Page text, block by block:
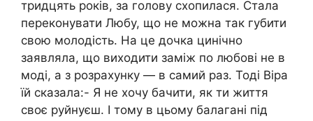
тридцять років, за голову схопилася. Стала
переконувати Любу, що не можна так губити
свою молодість. На це дочка цинічно
заявляла, що виходити заміж по любові не в
моді, а з розрахунку — в самий раз. Тоді Віра
їй сказала:- Я не хочу бачити, як ти життя
своє руйнуєш. І тому в цьому балагані під